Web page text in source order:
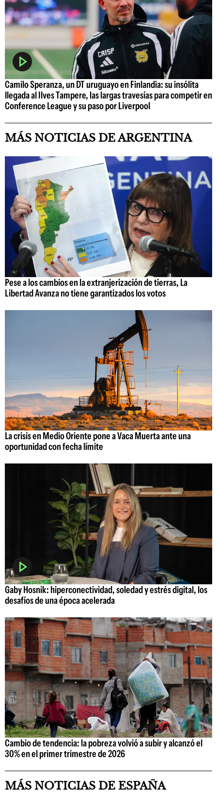
Camilo Speranza, un DT uruguayo en Finlandia: su insólita
llegada al Ilves Tampere, las largas travesías para competir en
Conference League y su paso por Liverpool
MÁS NOTICIAS DE ARGENTINA
Pese a los cambios en la extranjerización de tierras, La
Libertad Avanza no tiene garantizados los votos
La crisis en Medio Oriente pone a Vaca Muerta ante una
oportunidad con fecha límite
Gaby Hosnik: hiperconectividad, soledad y estrés digital, los
desafíos de una época acelerada
Cambio de tendencia: la pobreza volvió a subir y alcanzó el
30% en el primer trimestre de 2026
MÁS NOTICIAS DE ESPAÑA